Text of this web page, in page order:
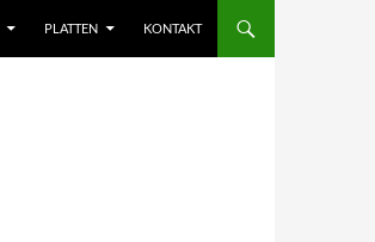
PLATTEN KONTAKT